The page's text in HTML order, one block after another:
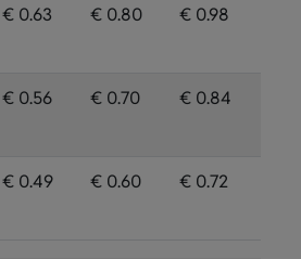
€ 0.63 € 0.80 € 0.98
€ 0.56 € 0.70 € 0.84
€ 0.49 € 0.60 € 0.72